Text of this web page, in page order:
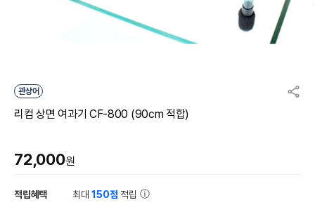
관상어
리컴 상면 여과기 CF-800 (90cm 적합)
72,000원
적립혜택 최대150점 적립